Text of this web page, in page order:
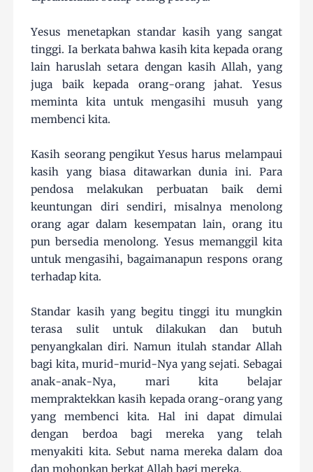
Yesus menetapkan standar kasih yang sangat
tinggi. Ia berkata bahwa kasih kita kepada orang
lain haruslah setara dengan kasih Allah, yang
juga baik kepada orang-orang jahat. Yesus
meminta kita untuk mengasihi musuh yang
membenci kita.
Kasih seorang pengikut Yesus harus melampaui
kasih yang biasa ditawarkan dunia ini. Para
pendosa melakukan perbuatan baik demi
keuntungan diri sendiri, misalnya menolong
orang agar dalam kesempatan lain, orang itu
pun bersedia menolong. Yesus memanggil kita
untuk mengasihi, bagaimanapun respons orang
terhadap kita.
Standar kasih yang begitu tinggi itu mungkin
terasa sulit untuk dilakukan dan butuh
penyangkalan diri. Namun itulah standar Allah
bagi kita, murid-murid-Nya yang sejati. Sebagai
anak-anak-Nya, mari kita belajar
mempraktekkan kasih kepada orang-orang yang
yang membenci kita. Hal ini dapat dimulai
dengan berdoa bagi mereka yang telah
menyakiti kita. Sebut nama mereka dalam doa
dan mohonkan berkat Allah bagi mereka.